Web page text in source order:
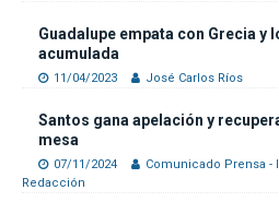
Guadalupe empata con Grecia y
acumulada
11/04/2023 José Carlos Ríos
Santos gana apelación y
mesa
07/11/2024
Comunicado Prensa -
Redacción